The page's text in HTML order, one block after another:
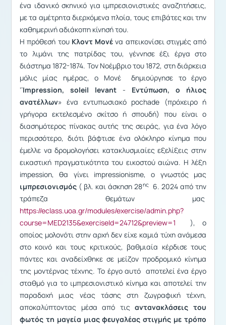
ένα ιδανικό σκηνικό για ιμπρεσιονιστικές αναζητήσεις,
με τα αμέτρητα διερχόμενα πλοία, τους επιβάτες και την
καθημερινή αδιάκοπη κίνησή του.
Η πρόθεσή του Κλοντ Μονέ να απεικονίσει στιγμές από
το λιμάνι της πατρίδας του, γέννησε έξι έργα στο
διάστημα 1872-1874. Τον Νοέμβριο του 1872, στη διάρκεια
μόλις μίας ημέρας, o Μονέ δημιούργησε το έργο
‘’Impression, soleil levant - Εντύπωση, ο ήλιος
ανατέλλων» ένα εντυπωσιακό pochade (πρόχειρο ή
γρήγορα εκτελεσμένο σκίτσο ή σπουδή) που είναι ο
διασημότερος πίνακας αυτής της σειράς, για ένα λόγο
περισσότερο, διότι βάφτισε ένα ολόκληρο κίνημα που
έμελλε να δρομολογήσει κατακλυσμιαίες εξελίξεις στην
εικαστική πραγματικότητα του εικοστού αιώνα. Η λέξη
impession, θα γίνει impressionisme, o γνωστός μας
ιμπρεσιονισμός ( βλ. και άσκηση 28ης6. 2024 από την
τράπεζα θεμάτων μας
https://eclass.uoa.gr/modules/exercise/admin.php?
course=MED2135&exerciseId=24712&preview=1 ), ο
οποίος μολονότι στην αρχή δεν είχε καμιά τύχη ανάμεσα
στο κοινό και τους κριτικούς, βαθμιαία κέρδισε τους
πάντες και αναδείχθηκε σε μείζον προδρομικό κίνημα
της μοντέρνας τέχνης. Το έργο αυτό αποτελεί ένα έργο
σταθμό για το ιμπρεσιονιστικό κίνημα και αποτελεί την
παραδοχή μιας νέας τάσης στη ζωγραφική τέχνη,
αποκαλύπτοντας μέσα από τιςαντανακλάσεις του
φωτός τη μαγεία μιας φευγαλέας στιγμής με τρόπο